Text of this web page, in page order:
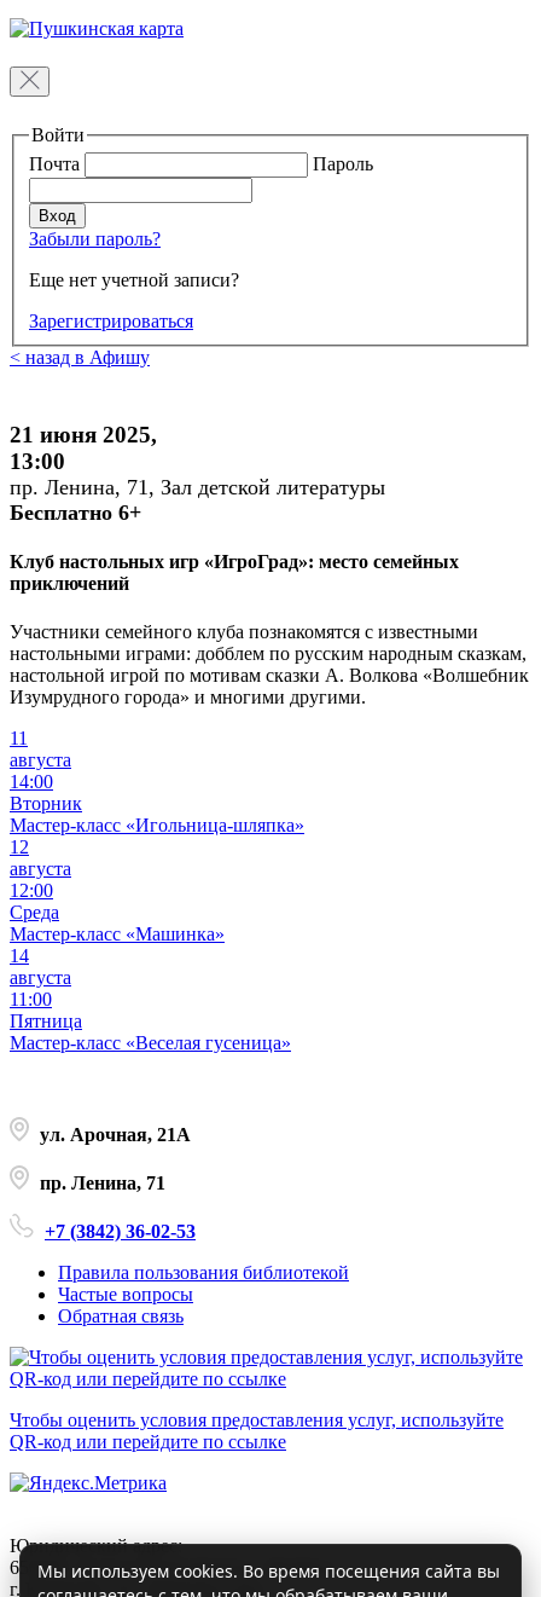
Войти
Почта
Пароль
Забыли пароль?
Еще нет учетной записи?
Зарегистрироваться
< назад в Афишу
21 июня 2025,
13:00
пр. Ленина, 71, Зал детской литературы
Бесплатно 6+
Клуб настольных игр «ИгроГрад»: место семейных
приключений
Участники семейного клуба познакомятся с известными
настольными играми: добблем по русским народным сказкам,
настольной игрой по мотивам сказки А. Волкова «Волшебник
Изумрудного города» и многими другими.
11
августа
14:00
Вторник
Мастер-класс «Игольница-шляпка»
12
августа
12:00
Среда
Мастер-класс «Машинка»
14
августа
11:00
Пятница
Мастер-класс «Веселая гусеница»
ул. Арочная, 21А
пр. Ленина, 71
+7 (3842) 36-02-53
Правила пользования библиотекой
Частые вопросы
Обратная связь
Чтобы оценить условия предоставления услуг, используйте
QR-код или перейдите по ссылке
Юридический адрес:
650000, Кемеровская область – Кузбасс,
г. Кемерово, ул. Арочная д.21а
Мы используем cookies. Во время посещения сайта вы